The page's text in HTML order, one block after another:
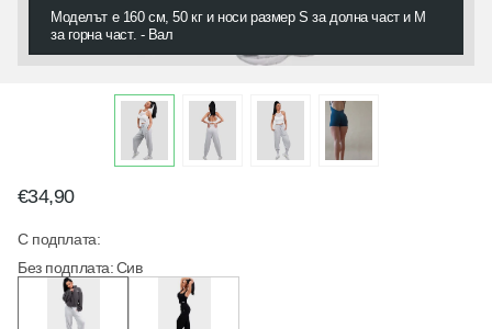
Моделът е 160 см, 50 кг и носи размер S за долна част и M
за горна част. - Вал
€34,90
С подплата:
Без подплата:Сив